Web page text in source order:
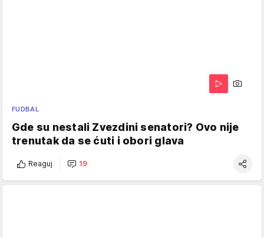
FUDBAL
Gde su nestali Zvezdini senatori? Ovo nije
trenutak da se ćuti i obori glava
Reaguj 19